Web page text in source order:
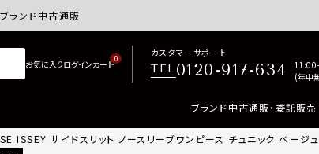
ランド中古通販サイトretro.jp商品はすべて正規品保証・返品可能（
0
カスタマーサポート
TEL0120-917-634
(年中
ブランド中古通販・委託販
ISSEY サイドスリット ノースリーブワンピース チュニック ベージ